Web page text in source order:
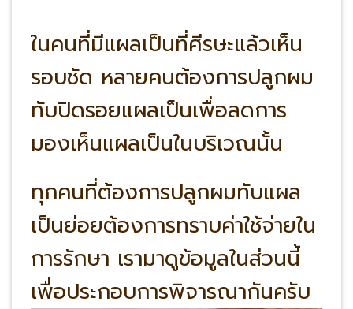
ในคนที่มีแผลเป็นที่ศีรษะแล้วเห็น
รอบชัด หลายคนต้องการปลูกผม
ทับปิดรอยแผลเป็นเพื่อลดการ
มองเห็นแผลเป็นในบริเวณนั้น
ทุกคนที่ต้องการปลูกผมทับแผล
เป็นย่อยต้องการทราบค่าใช้จ่ายใน
การรักษา เรามาดูข้อมูลในส่วนนี้
เพื่อประกอบการพิจารณากันครับ